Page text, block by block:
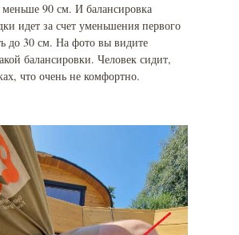
90 см. И балансировка
идет за счет уменьшения первого
до 30 см. На фото вы видите
балансировки. Человек сидит,
что очень не комфортно.